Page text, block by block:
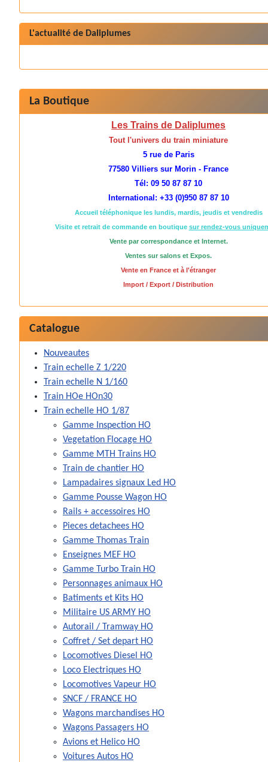
La Boutique
Les Trains de Daliplumes
Tout l'univers du train miniature
5 rue de Paris
77580 Villiers sur Morin - France
Tél: 09 50 87 87 10
International: +33 (0)950 87 87 10
Accueil téléphonique les lundis, mardis, jeudis et vendredis
Visite et retrait de commande en boutique sur rendez-vous
Vente par correspondance et Internet.
Ventes sur salons et Expos.
Vente en France et à l'étranger
Import / Export / Distribution
Catalogue
Nouveautes
Train echelle Z 1/220
Train echelle N 1/160
Train HOe HOn30
Train echelle HO 1/87
Gamme Inspection HO
Vegetation Flocage HO
Gamme MTH Trains HO
Train de chantier HO
Lampadaires signaux Led HO
Gamme Pousse Wagon HO
Rails + accessoires HO
Pieces detachees HO
Gamme Thomas Train
Enseignes MEF HO
Gamme Turbo Train HO
Personnages animaux HO
Batiments et Kits HO
Militaire US ARMY HO
Autorail / Tramway HO
Coffret / Set depart HO
Locomotives Diesel HO
Loco Electriques HO
Locomotives Vapeur HO
SNCF / FRANCE HO
Wagons marchandises HO
Wagons Passagers HO
Avions et Helico HO
Voitures Autos HO
L'actualité de Daliplumes